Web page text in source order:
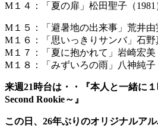
M１４：「夏の扉」松田聖子（1981
M１５：「避暑地の出来事」荒井由
M１６：「思いっきりサンバ」石野
M１７：「夏に抱かれて」岩崎宏美
M１８：「みずいろの雨」八神純
来週21時台は・・『本人と一緒に
Second Rookie～』
この日、26年ぶりのオリジナルアル